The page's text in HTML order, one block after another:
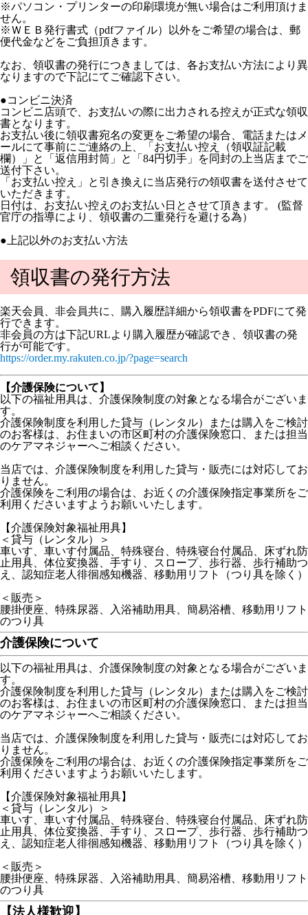
※パソコン・プリンターの印刷環境が無い場合はご利用頂けま
せん。
※ＷＥＢ発行書式（pdfファイル）以外をご希望の場合は、郵
便代金などをご負担頂きます。
なお、領収書の発行につきましては、各お支払い方法により異
なりますので下記にてご確認下さい。
●コンビニ決済
コンビニ店頭で、お支払いの際に出力される控えが正式な領収
書となります。
お支払い後に領収書宛名の変更をご希望の場合、電話またはメ
ールにて事前にご連絡の上、「お支払い控え（領収証記載
欄）」と「返信用封筒」と「84円切手」を同封の上当店までご
送付下さい。
「お支払い控え」と引き換えに当店発行の領収書を送付させて
いただきます。
日付は、お支払い控えのお支払い日とさせて頂きます。 (監督
官庁の指導により、領収書の二重発行を避ける為）
●上記以外のお支払い方法
領収書の発行方法
楽天会員、非会員共に、購入履歴詳細から領収書をPDFにて発
行できます。
非会員の方は下記URLより購入履歴が確認でき、領収書の発
行が可能です。
https://order.my.rakuten.co.jp/?page=search
【介護保険について】
以下の福祉用具は、介護保険制度の対象となる場合がございま
す。
介護保険制度を利用した貸与（レンタル）または購入をご検討
のお客様は、お住まいの市区町村の介護保険窓口、または担当
のケアマネジャーへご相談ください。
当店では、介護保険制度を利用した貸与・販売には対応してお
りません。
介護保険をご利用の場合は、お近くの介護保険指定事業所をご
利用くださいますようお願いいたします。
【介護保険対象福祉用具】
＜貸与（レンタル）＞
車いす、車いす付属品、特殊寝台、特殊寝台付属品、床ずれ防
止用具、体位変換器、手すり、スロープ、歩行器、歩行補助つ
え、認知症老人徘徊感知機器、移動用リフト（つり具を除く）
＜販売＞
腰掛便座、特殊尿器、入浴補助用具、簡易浴槽、移動用リフト
のつり具
介護保険について
以下の福祉用具は、介護保険制度の対象となる場合がございま
す。
介護保険制度を利用した貸与（レンタル）または購入をご検討
のお客様は、お住まいの市区町村の介護保険窓口、または担当
のケアマネジャーへご相談ください。
当店では、介護保険制度を利用した貸与・販売には対応してお
りません。
介護保険をご利用の場合は、お近くの介護保険指定事業所をご
利用くださいますようお願いいたします。
【介護保険対象福祉用具】
＜貸与（レンタル）＞
車いす、車いす付属品、特殊寝台、特殊寝台付属品、床ずれ防
止用具、体位変換器、手すり、スロープ、歩行器、歩行補助つ
え、認知症老人徘徊感知機器、移動用リフト（つり具を除く）
＜販売＞
腰掛便座、特殊尿器、入浴補助用具、簡易浴槽、移動用リフト
のつり具
【法人様歓迎】